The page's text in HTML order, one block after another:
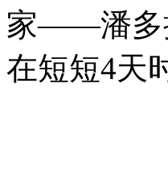
家——潘多
在短短4天